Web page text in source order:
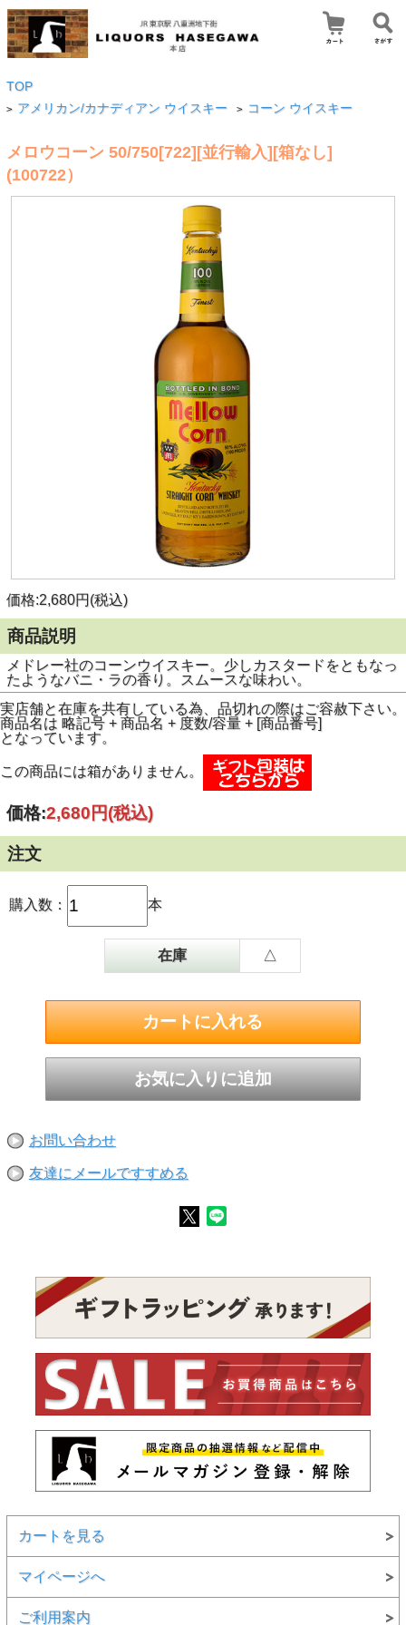
TOP
> アメリカン/カナディアン ウイスキー > コーン ウイスキー
メロウコーン 50/750[722][並行輸入][箱なし]
(100722）
価格:2,680円(税込)
商品説明
メドレー社のコーンウイスキー。少しカスタードをともなっ
たようなバニ・ラの香り。スムースな味わい。
実店舗と在庫を共有している為、品切れの際はご容赦下さい。
商品名は 略記号 + 商品名 + 度数/容量 + [商品番号]
となっています。
この商品には箱がありません。
価格:2,680円(税込)
注文
購入数： 本
在庫 △
お問い合わせ
友達にメールですすめる
カートを見る
マイページへ
ご利用案内